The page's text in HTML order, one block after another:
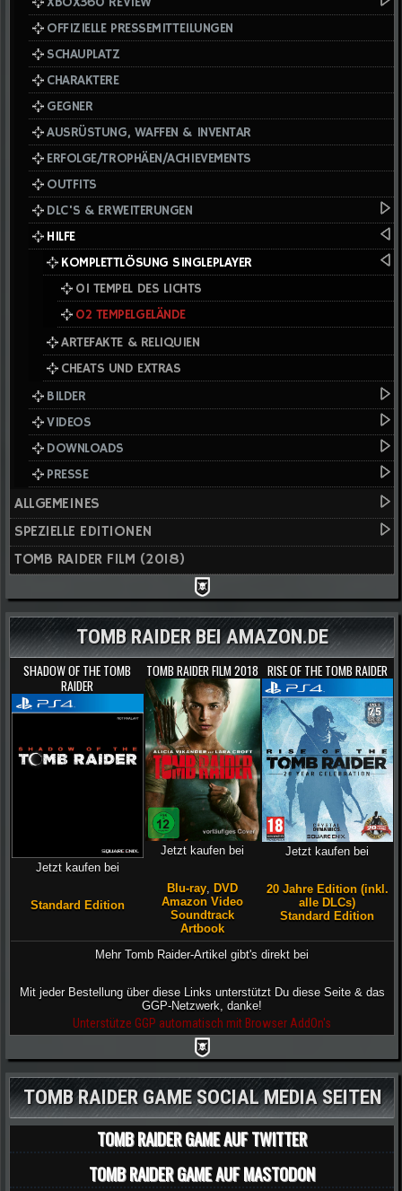
OFFIZIELLE PRESSEMITTEILUNGEN
SCHAUPLATZ
CHARAKTERE
GEGNER
AUSRÜSTUNG, WAFFEN & INVENTAR
ERFOLGE/TROPHÄEN/ACHIEVEMENTS
OUTFITS
DLC'S & ERWEITERUNGEN
HILFE
KOMPLETTLÖSUNG SINGLEPLAYER
01 TEMPEL DES LICHTS
02 TEMPELGELÄNDE
ARTEFAKTE & RELIQUIEN
CHEATS UND EXTRAS
BILDER
VIDEOS
DOWNLOADS
PRESSE
ALLGEMEINES
SPEZIELLE EDITIONEN
TOMB RAIDER FILM (2018)
TOMB RAIDER BEI AMAZON.DE
SHADOW OF THE TOMB
RAIDER
Jetzt kaufen bei
Standard Edition
TOMB RAIDER FILM 2018
Jetzt kaufen bei
Blu-ray
DVD
Amazon Video
Soundtrack
Artbook
RISE OF THE TOMB RAIDER
Jetzt kaufen bei
20 Jahre Edition (inkl.
alle DLCs)
Standard Edition
Mehr Tomb Raider-Artikel gibt's direkt bei
Mit jeder Bestellung über diese Links unterstützt Du diese Seite & das
GGP-Netzwerk, danke!
Unterstütze GGP automatisch mit Browser AddOn's
TOMB RAIDER GAME SOCIAL MEDIA SEITEN
TOMB RAIDER GAME AUF TWITTER
TOMB RAIDER GAME AUF MASTODON